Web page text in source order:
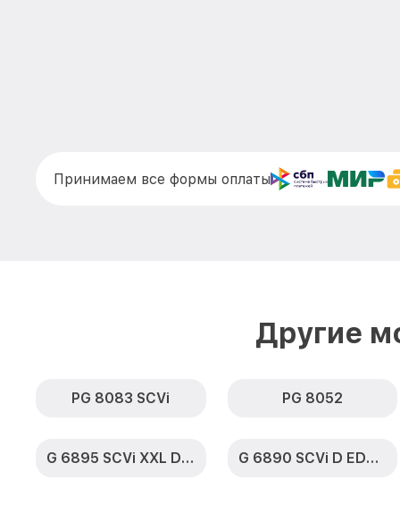
Принимаем все формы оплаты
Другие
PG 8083 SCVi PG 8052
G 6895 SCVi XXL D ED230 2,0 k2o G 6890 SCVi D ED230 2,0 k2o